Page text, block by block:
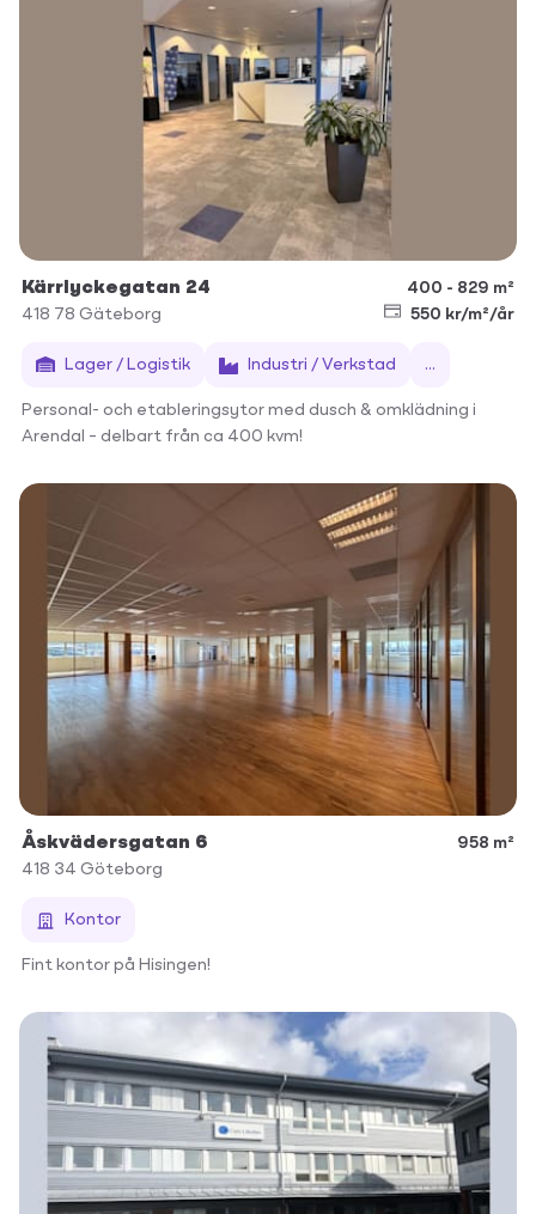
Kärrlyckegatan 24
400 - 829 m²
418 78 Gäteborg 550 kr/m²/år
Lager / Logistik Industri / Verkstad ...
Personal- och etableringsytor med dusch & omklädning i
Arendal – delbart från ca 400 kvm!
Åskvädersgatan 6
958 m²
418 34 Göteborg
Kontor
Fint kontor på Hisingen!